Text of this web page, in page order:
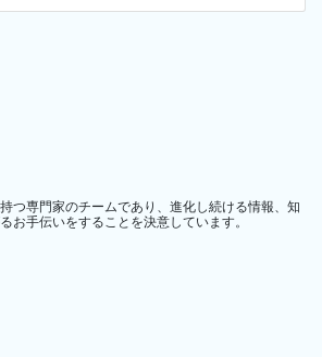
つ専門家のチームであり、進化し続ける情報、知
お手伝いをすることを決意しています。